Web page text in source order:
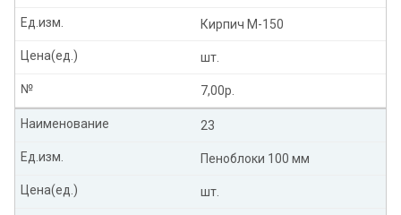
Кирпич М-150
Ед.изм.
шт.
Цена(ед.)
7,00р.
№
23
Наименование
Пеноблоки 100 мм
Ед.изм.
шт.
Цена(ед.)